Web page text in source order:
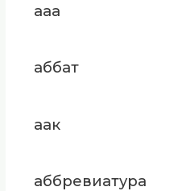
ааа
аббат
аак
аббревиатура